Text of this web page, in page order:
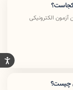
کجاست؟
الکترونیکی
چیست؟